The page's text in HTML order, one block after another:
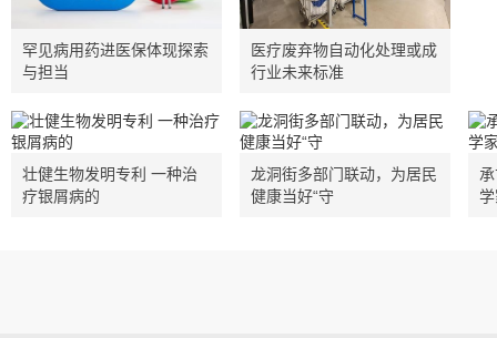
罕见病用药进医保体现探索
与担当
医疗废弃物自动化处理或成
行业未来标准
壮健生物发明专利 一种治
疗银屑病的
龙洞街多部门联动，为居民
健康当好“守